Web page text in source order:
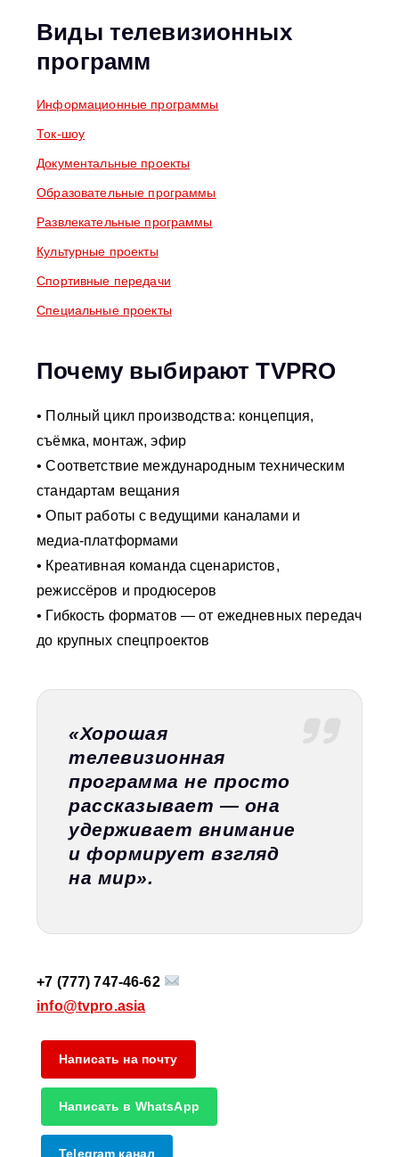
Виды телевизионных
программ
Информационные программы
Ток‑шоу
Документальные проекты
Образовательные программы
Развлекательные программы
Культурные проекты
Спортивные передачи
Специальные проекты
Почему выбирают TVPRO
• Полный цикл производства: концепция,
съёмка, монтаж, эфир
• Соответствие международным техническим
стандартам вещания
• Опыт работы с ведущими каналами и
медиа‑платформами
• Креативная команда сценаристов,
режиссёров и продюсеров
• Гибкость форматов — от ежедневных передач
до крупных спецпроектов
«Хорошая
телевизионная
программа не просто
рассказывает — она
удерживает внимание
и формирует взгляд
на мир».
+7 (777) 747‑46‑62
info@tvpro.asia
Написать на почту
Написать в WhatsApp
Telegram канал